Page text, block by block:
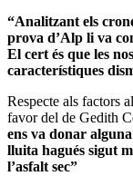
“Analitzant els
prova d’Alp li va
El cert és que les
característiques
Respecte als factors
favor del de Gedith
ens va donar
lluita hagués sigut
l’asfalt sec”